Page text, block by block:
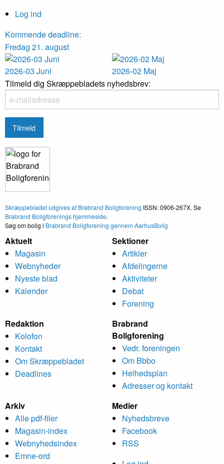
Log ind
Kommende deadline:
Fredag 21. august
2026-03 Juni
2026-02 Maj
Tilmeld dig Skræppebladets nyhedsbrev:
Skræppebladet udgives af Brabrand Boligforening ISSN: 0906-267X. Se
Brabrand Boligforenings hjemmeside.
Søg om bolig i Brabrand Boligforening gennem AarhusBolig
Aktuelt
Magasin
Webnyheder
Nyeste blad
Kalender
Sektioner
Artikler
Afdelingerne
Aktiviteter
Debat
Forening
Redaktion
Kolofon
Kontakt
Om Skræppe­bladet
Deadlines
Brabrand
Bolig­forening
Vedr. foreningen
Om Bbbo
Helheds­plan
Adresser og kontakt
Arkiv
Alle pdf-filer
Magasin-index
Webnyhedsindex
Emne-ord
Medier
Nyheds­breve
Facebook
RSS